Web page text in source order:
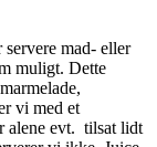
mad- eller
muligt. Dette
vi med et
alene evt. tilsat lidt